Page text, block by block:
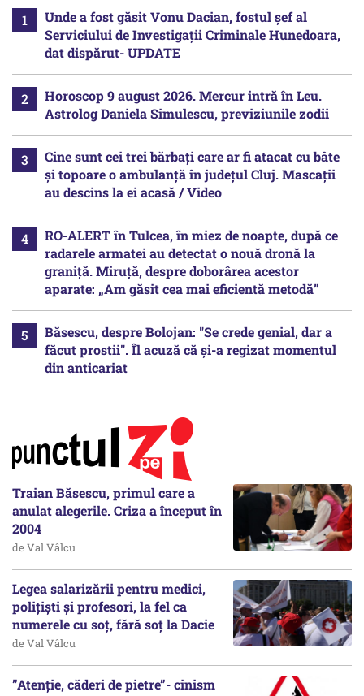
Unde a fost găsit Vonu Dacian, fostul șef al
Serviciului de Investigații Criminale Hunedoara,
dat dispărut- UPDATE
Horoscop 9 august 2026. Mercur intră în Leu.
Astrolog Daniela Simulescu, previziunile zodii
Cine sunt cei trei bărbați care ar fi atacat cu bâte
și topoare o ambulanță în județul Cluj. Mascații
au descins la ei acasă / Video
RO-ALERT în Tulcea, în miez de noapte, după ce
radarele armatei au detectat o nouă dronă la
graniță. Miruță, despre doborârea acestor
aparate: „Am găsit cea mai eficientă metodă”
Băsescu, despre Bolojan: "Se crede genial, dar a
făcut prostii". Îl acuză că și-a regizat momentul
din anticariat
Traian Băsescu, primul care a
anulat alegerile. Criza a început în
2004
de Val Vâlcu
Legea salarizării pentru medici,
polițiști și profesori, la fel ca
numerele cu soț, fără soț la Dacie
de Val Vâlcu
”Atenție, căderi de pietre”- cinism